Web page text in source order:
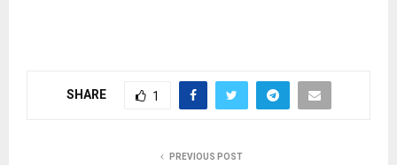
SHARE 1
PREVIOUS POST